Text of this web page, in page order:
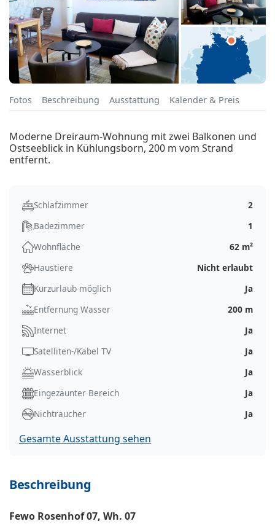
Fotos Beschreibung Ausstattung Kalender & Preis
Moderne Dreiraum-Wohnung mit zwei Balkonen und
Ostseeblick in Kühlungsborn, 200 m vom Strand
entfernt.
Schlafzimmer
2
Badezimmer
1
Wohnfläche
62 m²
Haustiere
Nicht erlaubt
Kurzurlaub möglich
Ja
Entfernung Wasser
200 m
Internet
Ja
Satelliten-/Kabel TV
Ja
Wasserblick
Ja
Eingezäunter Bereich
Ja
Nichtraucher
Ja
Gesamte Ausstattung sehen
Beschreibung
Fewo Rosenhof 07, Wh. 07